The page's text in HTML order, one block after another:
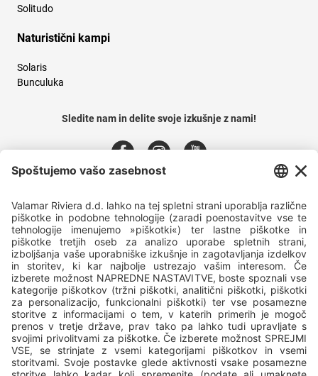
Solitudo
Naturistični kampi
Solaris
Bunculuka
Sledite nam in delite svoje izkušnje z nami!